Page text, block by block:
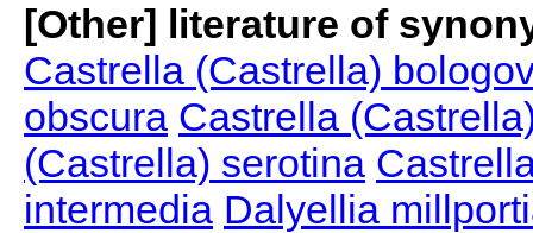
[Other] literature of
Castrella (Castrella)
obscura Castrella
(Castrella) serotina
intermedia Dalyellia